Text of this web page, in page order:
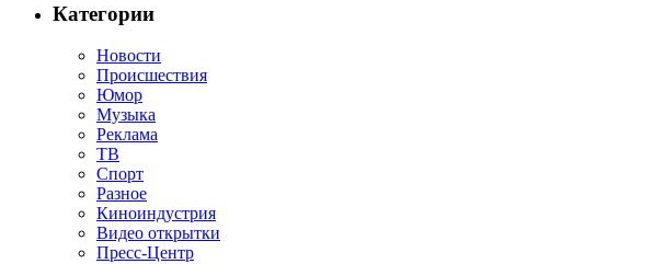
Категории
Новости
Происшествия
Юмор
Музыка
Реклама
ТВ
Спорт
Разное
Киноиндустрия
Видео открытки
Пресс-Центр